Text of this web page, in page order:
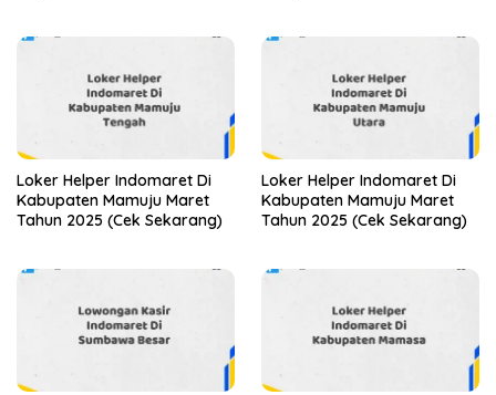
Loker Helper Indomaret Di
Kabupaten Mamuju Maret
Tahun 2025 (Cek Sekarang)
Loker Helper Indomaret Di
Kabupaten Mamuju Maret
Tahun 2025 (Cek Sekarang)